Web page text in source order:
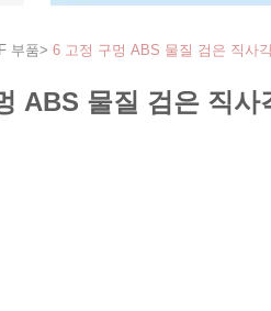
부품> 6 고정 구멍 ABS 물질 검은 직사
ABS 물질 검은 직